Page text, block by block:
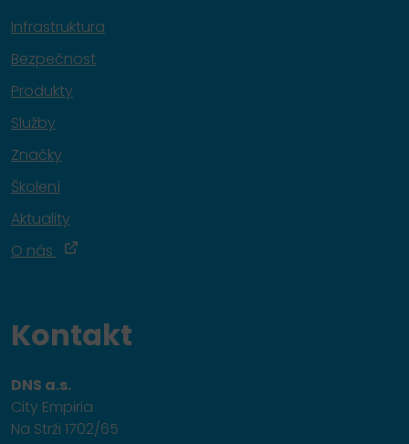
Infrastruktura
Bezpečnost
Produkty
Služby
Značky
Školení
Aktuality
O nás
Kontakt
DNS a.s.
City Empiria
Na Strži 1702/65